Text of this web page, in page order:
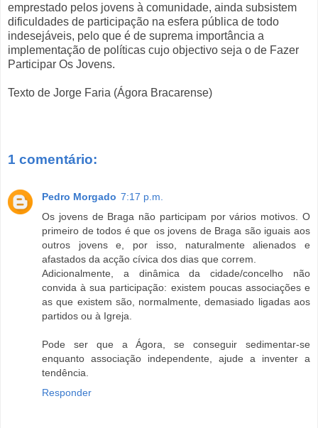
emprestado pelos jovens à comunidade, ainda subsistem
dificuldades de participação na esfera pública de todo
indesejáveis, pelo que é de suprema importância a
implementação de políticas cujo objectivo seja o de Fazer
Participar Os Jovens.
Texto de Jorge Faria (Ágora Bracarense)
1 comentário:
Pedro Morgado 7:17 p.m.
Os jovens de Braga não participam por vários motivos. O
primeiro de todos é que os jovens de Braga são iguais aos
outros jovens e, por isso, naturalmente alienados e
afastados da acção cívica dos dias que correm.
Adicionalmente, a dinâmica da cidade/concelho não
convida à sua participação: existem poucas associações e
as que existem são, normalmente, demasiado ligadas aos
partidos ou à Igreja.
Pode ser que a Ágora, se conseguir sedimentar-se
enquanto associação independente, ajude a inventer a
tendência.
Responder